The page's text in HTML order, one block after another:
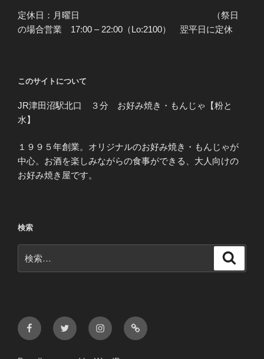
定休日：月曜日 （祭日
の場合営業 17:00 – 22:00（Lo:2100） 翌平日に定休
このサイトについて
JR津田沼駅北口 ３分 お好み焼き・もんじゃ【粉と
水】
１９９５年創業。オリジナルのお好み焼き・もんじゃが
中心。お酒を楽しみながらの食事ができる、大人向けの
お好み焼き屋です。
検索
索:
FacebookTwitter Instagram
メ
ー